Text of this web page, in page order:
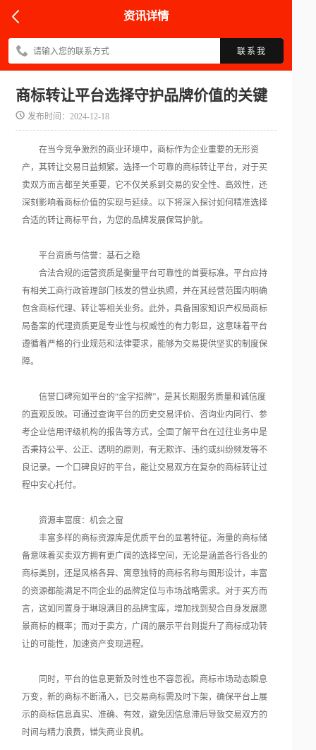
资讯详情
联系我
商标转让平台选择守护品牌价值的关键
发布时间：2024-12-18
在当今竞争激烈的商业环境中，商标作为企业重要的无形资
产，其转让交易日益频繁。选择一个可靠的商标转让平台，对于买
卖双方而言都至关重要，它不仅关系到交易的安全性、高效性，还
深刻影响着商标价值的实现与延续。以下将深入探讨如何精准选择
合适的转让商标平台，为您的品牌发展保驾护航。
平台资质与信誉：基石之稳
合法合规的运营资质是衡量平台可靠性的首要标准。平台应持
有相关工商行政管理部门核发的营业执照，并在其经营范围内明确
包含商标代理、转让等相关业务。此外，具备国家知识产权局商标
局备案的代理资质更是专业性与权威性的有力彰显，这意味着平台
遵循着严格的行业规范和法律要求，能够为交易提供坚实的制度保
障。
信誉口碑宛如平台的“金字招牌”，是其长期服务质量和诚信度
的直观反映。可通过查询平台的历史交易评价、咨询业内同行、参
考企业信用评级机构的报告等方式，全面了解平台在过往业务中是
否秉持公平、公正、透明的原则，有无欺诈、违约或纠纷频发等不
良记录。一个口碑良好的平台，能让交易双方在复杂的商标转让过
程中安心托付。
资源丰富度：机会之窗
丰富多样的商标资源库是优质平台的显著特征。海量的商标储
备意味着买卖双方拥有更广阔的选择空间，无论是涵盖各行各业的
商标类别，还是风格各异、寓意独特的商标名称与图形设计，丰富
的资源都能满足不同企业的品牌定位与市场战略需求。对于买方而
言，这如同置身于琳琅满目的品牌宝库，增加找到契合自身发展愿
景商标的概率；而对于卖方，广阔的展示平台则提升了商标成功转
让的可能性，加速资产变现进程。
同时，平台的信息更新及时性也不容忽视。商标市场动态瞬息
万变，新的商标不断涌入，已交易商标需及时下架，确保平台上展
示的商标信息真实、准确、有效，避免因信息滞后导致交易双方的
时间与精力浪费，错失商业良机。